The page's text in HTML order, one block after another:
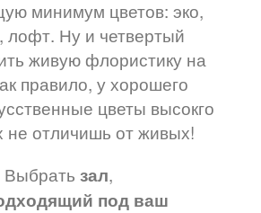
минимум цветов: эко,
лофт. Ну и четвертый
живую флористику на
правило, у хорошего
цветы высокго
не отличишь от живых!
зал,
под ваш